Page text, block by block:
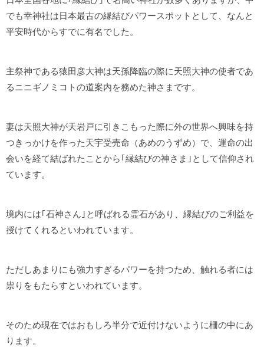
でも幸神社は日本最古の縁結びパワースポットとして、なんと
平安時代からすでに有名でした。
主祭神である猿田彦大神は天孫降臨の際に天照大神の使者であ
るニニギノミコトの道案内を務めた神さまです。
妻は天照大神が天岩戸に引きこもった際に外の世界へ興味を持
つきっかけを作った天宇受売命（あめのうずめ）で、運命の出
会いを経て結ばれたことから｢縁結びの神さま｣として信仰され
ています。
境内には｢石神さん｣と呼ばれる霊石があり、縁結びのご利益を
授けてくれるといわれています。
ただしあまりにも強力すぎるパワーを持つため、触れる者には
祟りをもたらすといわれています。
そのため現在ではおもしろ半分で近付けないように柵の中にあ
ります。